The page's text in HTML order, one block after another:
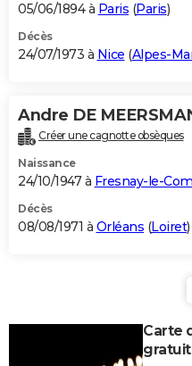
05/06/1894 à Paris (Paris)
Décès
24/07/1973 à Nice (Alpes-
Andre DE
Créer une cagnotte obsèques
Naissance
24/10/1947 à Fresnay-le-
Décès
08/08/1971 à Orléans (Loiret)
Carte